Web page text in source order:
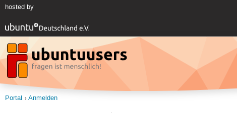
hosted by
Portal Anmelden